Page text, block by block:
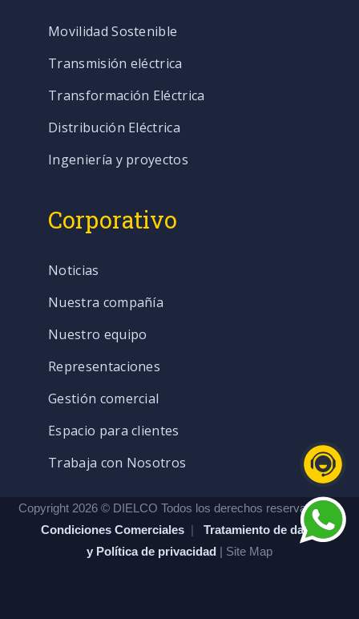
Movilidad Sostenible
Transmisión eléctrica
Transformación Eléctrica
Distribución Eléctrica
Ingeniería y proyectos
Corporativo
Noticias
Nuestra compañía
Nuestro equipo
Representaciones
Gestión comercial
Espacio para clientes
Trabaja con Nosotros
Copyright 2026 © DIELCO Todos los derechos reservados. |
Condiciones Comerciales | Tratamiento de datos
y Política de privacidad | Site Map